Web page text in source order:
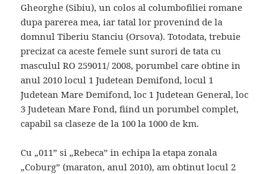
Gheorghe (Sibiu), un colos al columbofiliei romane
dupa parerea mea, iar tatal lor provenind de la
domnul Tiberiu Stanciu (Orsova). Totodata, trebuie
precizat ca aceste femele sunt surori de tata cu
masculul RO 259011/ 2008, porumbel care obtine in
anul 2010 locul 1 Judetean Demifond, locul 1
Judetean Mare Demifond, loc 1 Judetean General, loc
3 Judetean Mare Fond, fiind un porumbel complet,
capabil sa claseze de la 100 la 1000 de km.
Cu „011” si „Rebeca” in echipa la etapa zonala
„Coburg” (maraton, anul 2010), am obtinut locul 2